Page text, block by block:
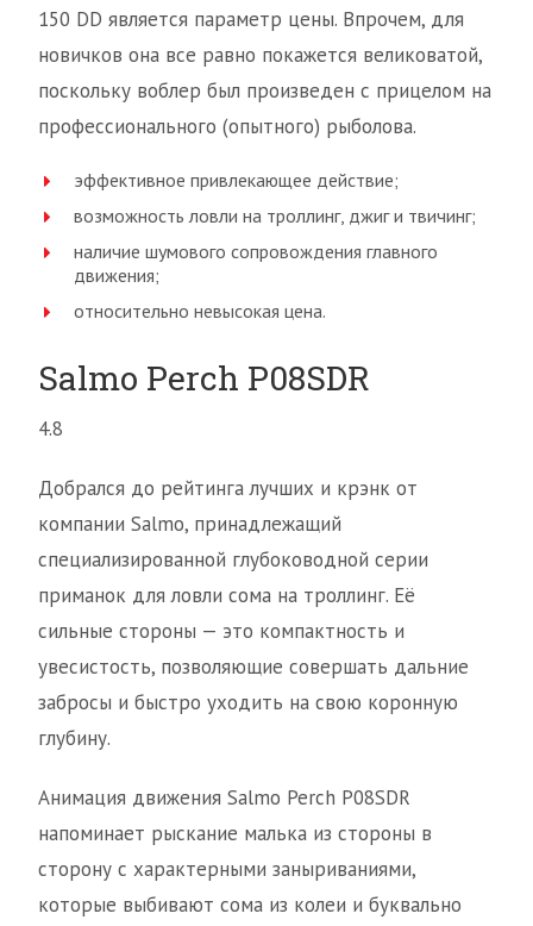
150 DD является параметр цены. Впрочем, для
новичков она все равно покажется великоватой,
поскольку воблер был произведен с прицелом на
профессионального (опытного) рыболова.
эффективное привлекающее действие;
возможность ловли на троллинг, джиг и твичинг;
наличие шумового сопровождения главного
движения;
относительно невысокая цена.
Salmo Perch P08SDR
4.8
Добрался до рейтинга лучших и крэнк от
компании Salmo, принадлежащий
специализированной глубоководной серии
приманок для ловли сома на троллинг. Её
сильные стороны — это компактность и
увесистость, позволяющие совершать дальние
забросы и быстро уходить на свою коронную
глубину.
Анимация движения Salmo Perch P08SDR
напоминает рыскание малька из стороны в
сторону с характерными заныриваниями,
которые выбивают сома из колеи и буквально